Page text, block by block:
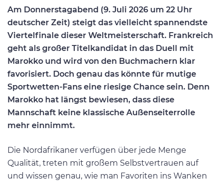
Am Donnerstagabend (9. Juli 2026 um 22 Uhr
deutscher Zeit) steigt das vielleicht spannendste
Viertelfinale dieser Weltmeisterschaft. Frankreich
geht als großer Titelkandidat in das Duell mit
Marokko und wird von den Buchmachern klar
favorisiert. Doch genau das könnte für mutige
Sportwetten-Fans eine riesige Chance sein. Denn
Marokko hat längst bewiesen, dass diese
Mannschaft keine klassische Außenseiterrolle
mehr einnimmt.
Die Nordafrikaner verfügen über jede Menge
Qualität, treten mit großem Selbstvertrauen auf
und wissen genau, wie man Favoriten ins Wanken